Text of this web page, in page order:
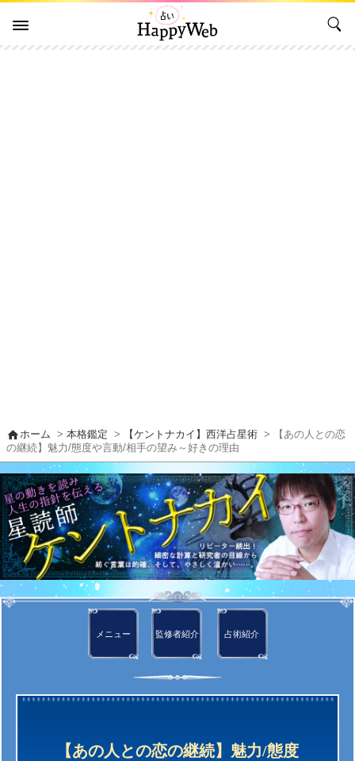
homeホーム >本格鑑定 > 【ケントナカイ】西洋占星術 > 【あの人との恋
の継続】魅力/態度や言動/相手の望み～好きの理由
メニュー 監修者紹介 占術紹介
【あの人との恋の継続】魅力/態度